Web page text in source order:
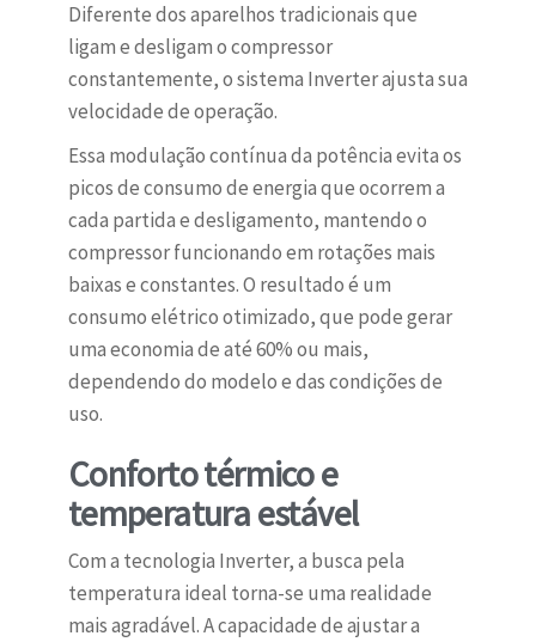
Diferente dos aparelhos tradicionais que
ligam e desligam o compressor
constantemente, o sistema Inverter ajusta sua
velocidade de operação.
Essa modulação contínua da potência evita os
picos de consumo de energia que ocorrem a
cada partida e desligamento, mantendo o
compressor funcionando em rotações mais
baixas e constantes. O resultado é um
consumo elétrico otimizado, que pode gerar
uma economia de até 60% ou mais,
dependendo do modelo e das condições de
uso.
Conforto térmico e
temperatura estável
Com a tecnologia Inverter, a busca pela
temperatura ideal torna-se uma realidade
mais agradável. A capacidade de ajustar a